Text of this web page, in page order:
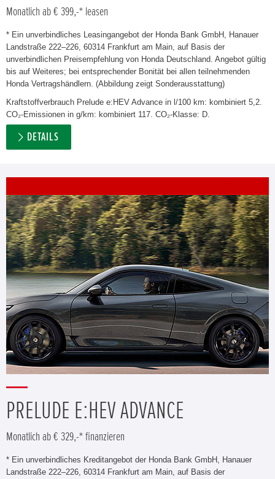
Monatlich ab € 399,-* leasen
* Ein unverbindliches Leasingangebot der Honda Bank GmbH, Hanauer
Landstraße 222–226, 60314 Frankfurt am Main, auf Basis der
unverbindlichen Preisempfehlung von Honda Deutschland. Angebot gültig
bis auf Weiteres; bei entsprechender Bonität bei allen teilnehmenden
Honda Vertragshändlern. (Abbildung zeigt Sonderausstattung)
Kraftstoffverbrauch Prelude e:HEV Advance in l/100 km: kombiniert 5,2.
CO₂-Emissionen in g/km: kombiniert 117. CO₂-Klasse: D.
DETAILS
PRELUDE E:HEV ADVANCE
Monatlich ab € 329,-* finanzieren
* Ein unverbindliches Kreditangebot der Honda Bank GmbH, Hanauer
Landstraße 222–226, 60314 Frankfurt am Main, auf Basis der